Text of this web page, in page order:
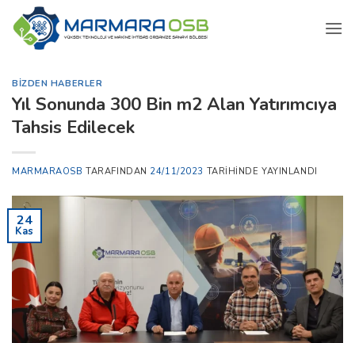
İçeriğe
atla
BIZDEN HABERLER
Yıl Sonunda 300 Bin m2 Alan Yatırımcıya
Tahsis Edilecek
MARMARAOSB TARAFINDAN 24/11/2023 TARIHINDE YAYINLANDI
24
Kas